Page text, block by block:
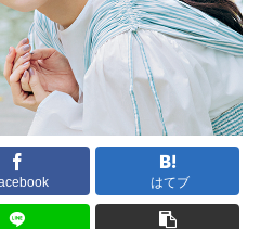
はてブ